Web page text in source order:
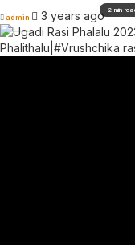
admin 3 years ago2 min